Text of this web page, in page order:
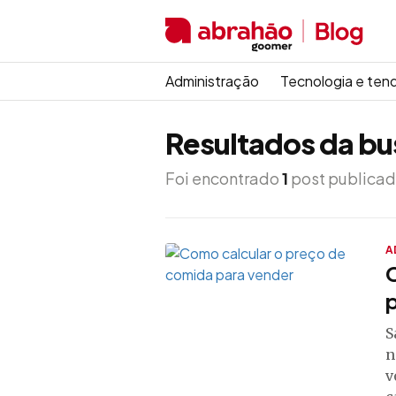
Administração Tecnologia e
Resultados da
Foi encontrado1 post